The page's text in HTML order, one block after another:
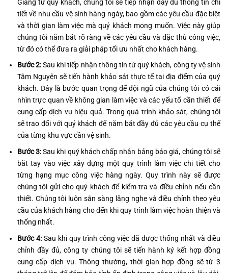
Giang từ quý khách, chúng tôi sẽ tiếp nhận đầy đủ thông tin chi
tiết về nhu cầu vệ sinh hàng ngày, bao gồm các yêu cầu đặc biệt
và thời gian làm việc mà quý khách mong muốn. Việc này giúp
chúng tôi nắm bắt rõ ràng về các yêu cầu và đặc thù công việc,
từ đó có thể đưa ra giải pháp tối ưu nhất cho khách hàng.
Bước 2:Sau khi tiếp nhận thông tin từ quý khách, công ty vệ sinh
Tâm Nguyên sẽ tiến hành khảo sát thực tế tại địa điểm của quý
khách. Đây là bước quan trọng để đội ngũ của chúng tôi có cái
nhìn trực quan về không gian làm việc và các yếu tố cần thiết để
cung cấp dịch vụ hiệu quả. Trong quá trình khảo sát, chúng tôi
sẽ trao đổi với quý khách để nắm bắt đầy đủ các yêu cầu cụ thể
của từng khu vực cần vệ sinh.
Bước 3:Sau khi quý khách chấp nhận bảng báo giá, chúng tôi sẽ
bắt tay vào việc xây dựng một quy trình làm việc chi tiết cho
từng hạng mục công việc hàng ngày. Quy trình này sẽ được
chúng tôi gửi cho quý khách để kiểm tra và điều chỉnh nếu cần
thiết. Chúng tôi luôn sẵn sàng lắng nghe và điều chỉnh theo yêu
cầu của khách hàng cho đến khi quy trình làm việc hoàn thiện và
thống nhất.
Bước 4:Sau khi quy trình công việc đã được thống nhất và điều
chỉnh đầy đủ, công ty chúng tôi sẽ tiến hành ký kết hợp đồng
cung cấp dịch vụ. Thông thường, thời gian hợp đồng sẽ từ 3